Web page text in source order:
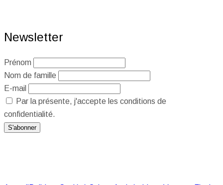
Newsletter
Prénom
Nom de famille
E-mail
Par la présente, j'accepte les conditions de
confidentialité.